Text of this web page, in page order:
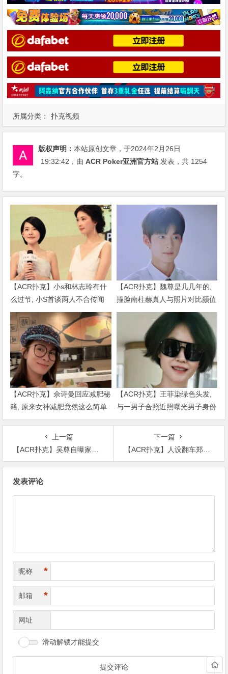
所属分类： 扑克视频
版权声明：本站原创文章，于2024年2月26日
19:32:42 ，由ACR Poker亚洲官方站 发表，共 1254
字。
【ACR扑克】小s和林志玲有什
么过节, 小S首谈两人不合传闻
说了什么
【ACR扑克】魏尊是几几年的,
撞脸南柱赫真人与照片对比颜值
被质疑
【ACR扑克】佘诗曼回应减肥秘
籍, 原来女神减肥竟然这么简单
【ACR扑克】王菲染绿色头发,
与一男子合照近照曝光男子身份
被扒出
上一篇
【ACR扑克】吴尊自曝家庭趣事，脖子上“草莓印”的始作俑者是儿子
下一篇
【ACR扑克】人设翻车郑恺抄袭火锅店出后续，双方和解后郑恺粉丝倒打一耙
发表评论
昵称 *
邮箱 *
网址
滑动解锁才能提交